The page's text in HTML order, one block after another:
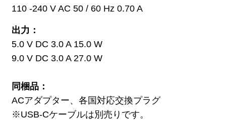
110 -240 V AC 50 / 60 Hz 0.70 A
出力：
5.0 V DC 3.0 A 15.0 W
9.0 V DC 3.0 A 27.0 W
同梱品：
ACアダプター、各国対応交換プラグ
※USB-Cケーブルは別売りです。